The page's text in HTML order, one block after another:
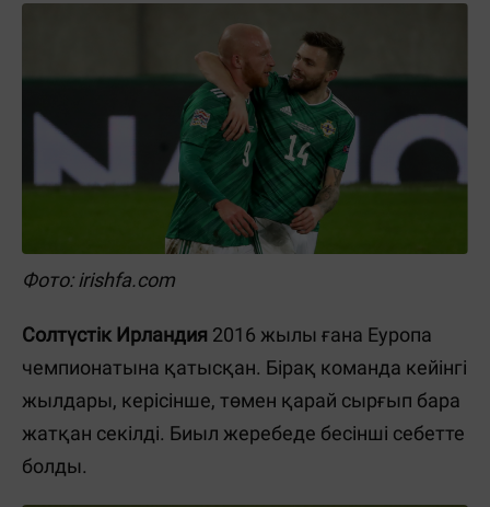
Фото: irishfa.com
Солтүстік Ирландия 2016 жылы ғана Еуропа
чемпионатына қатысқан. Бірақ команда кейінгі
жылдары, керісінше, төмен қарай сырғып бара
жатқан секілді. Биыл жеребеде бесінші себетте
болды.